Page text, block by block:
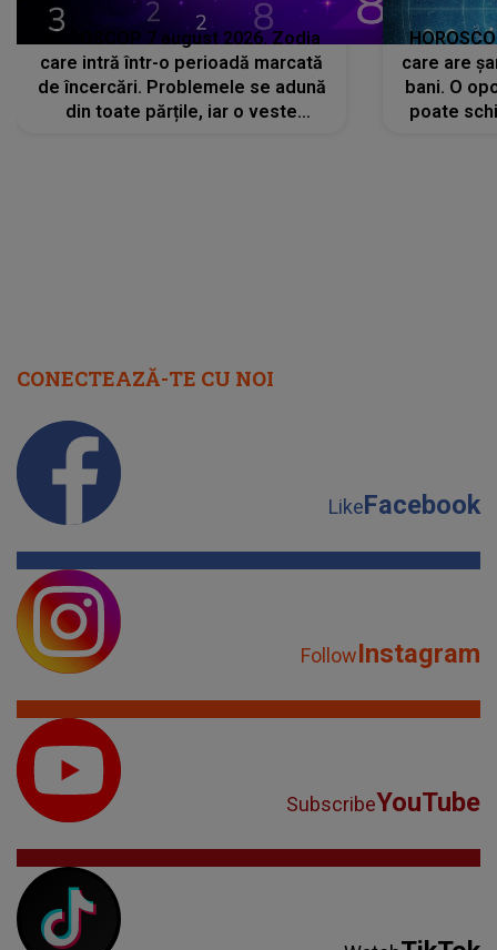
HOROSCOP 7 august 2026. Zodia
care intră într-o perioadă marcată
de încercări. Problemele se adună
din toate părțile, iar o veste
care are
bani. O
poate
CONECTEAZĂ-TE CU NOI
LikeFacebook
FollowInstagram
SubscribeYouTube